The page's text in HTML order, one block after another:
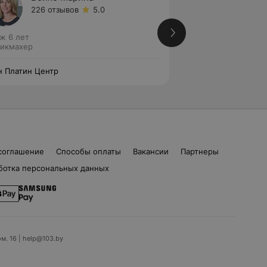
226 отзывов 5.0
6 лет
Платин Центр
Способы оплаты Вакансии
Партнеры
персональных данных
16 | help@103.by